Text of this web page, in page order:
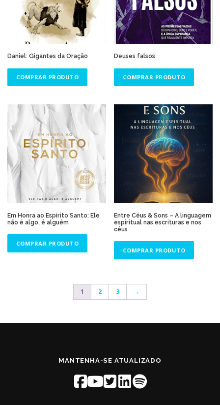
Daniel: Gigantes da Oração
COMPRAR PRODUTO
Deuses falsos
COMPRAR PRODUTO
Em Honra ao Espírito Santo: Ele
não é algo, é alguém
COMPRAR PRODUTO
Entre Céus & Sons – A linguagem
espiritual nas escrituras e nos
céus
COMPRAR PRODUTO
1 2 3 →
MANTENHA-SE ATUALIZADO